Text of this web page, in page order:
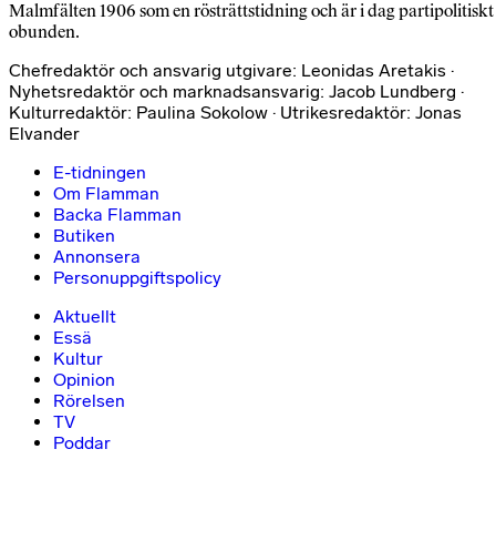
Malmfälten 1906 som en rösträttstidning och är i dag partipolitiskt
obunden.
Chefredaktör och ansvarig utgivare: Leonidas Aretakis ·
Nyhetsredaktör och marknadsansvarig: Jacob Lundberg ·
Kulturredaktör: Paulina Sokolow · Utrikesredaktör: Jonas
Elvander
E-tidningen
Om Flamman
Backa Flamman
Butiken
Annonsera
Personuppgiftspolicy
Aktuellt
Essä
Kultur
Opinion
Rörelsen
TV
Poddar